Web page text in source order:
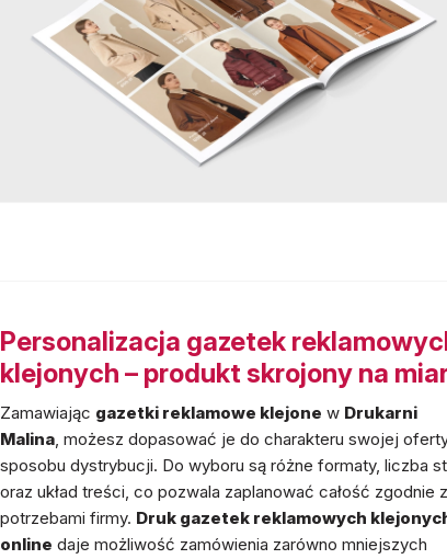
Personalizacja gazetek
klejonych – produkt skrojony na
Zamawiając gazetki reklamowe klejone w Drukarni
Malina, możesz dopasować je do charakteru swojej
sposobu dystrybucji. Do wyboru są różne formaty, liczba
oraz układ treści, co pozwala zaplanować całość zgodnie z
potrzebami firmy. Druk gazetek reklamowych
online daje możliwość zamówienia zarówno mniejszych